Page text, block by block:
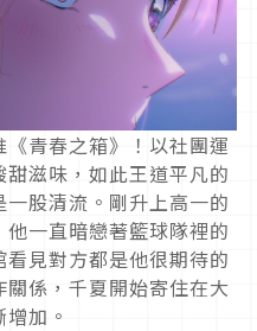
青春之箱》！以社團運
滋味，如此王道平凡的
股清流。剛升上高一的
一直暗戀著籃球隊裡的
見對方都是他很期待的
係，千夏開始寄住在大
加。